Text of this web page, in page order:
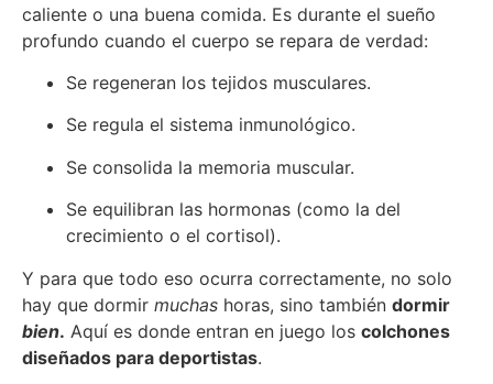
caliente o una buena comida. Es durante el sueño
profundo cuando el cuerpo se repara de verdad:
Se regeneran los tejidos musculares.
Se regula el sistema inmunológico.
Se consolida la memoria muscular.
Se equilibran las hormonas (como la del
crecimiento o el cortisol).
Y para que todo eso ocurra correctamente, no solo
hay que dormir muchas horas, sino también dormir
bien. Aquí es donde entran en juego los colchones
diseñados para deportistas.